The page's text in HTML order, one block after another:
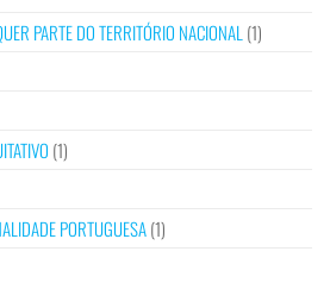
PARTE DO TERRITÓRIO NACIONAL (1)
(1)
PORTUGUESA(1)